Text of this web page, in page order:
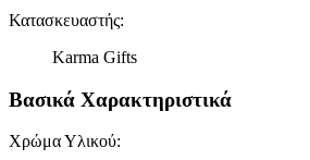
Κατασκευαστής:
Karma Gifts
Βασικά Χαρακτηριστικά
Χρώμα Υλικού: